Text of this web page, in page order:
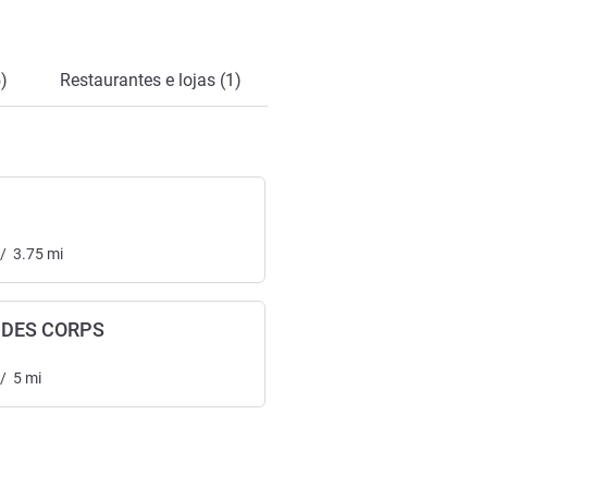
Restaurantes e lojas (1)
/ 3.75 mi
CORPS
/ 5 mi